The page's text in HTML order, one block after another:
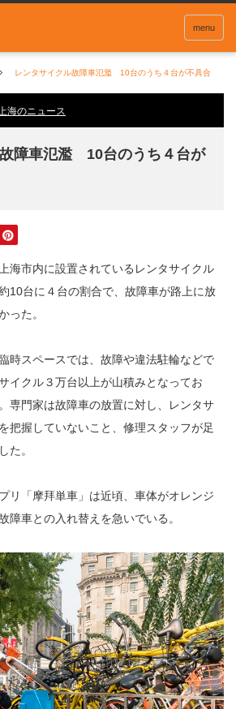
menu
レンタサイクル故障車氾濫 10台のうち４台が不具合
海のニュース
障車氾濫 10台のうち４台が
海市内に設置されているレンタサイクル
10台に４台の割合で、故障車が路上に放
った。
時スペースでは、故障や違法駐輪などで
イクル３万台以上が山積みとなってお
専門家は故障車の放置に対し、レンタサ
把握していないこと、修理スタッフが足
た。
リ「摩拜単車」は近頃、車体がオレンジ
障車との入れ替えを急いでいる。